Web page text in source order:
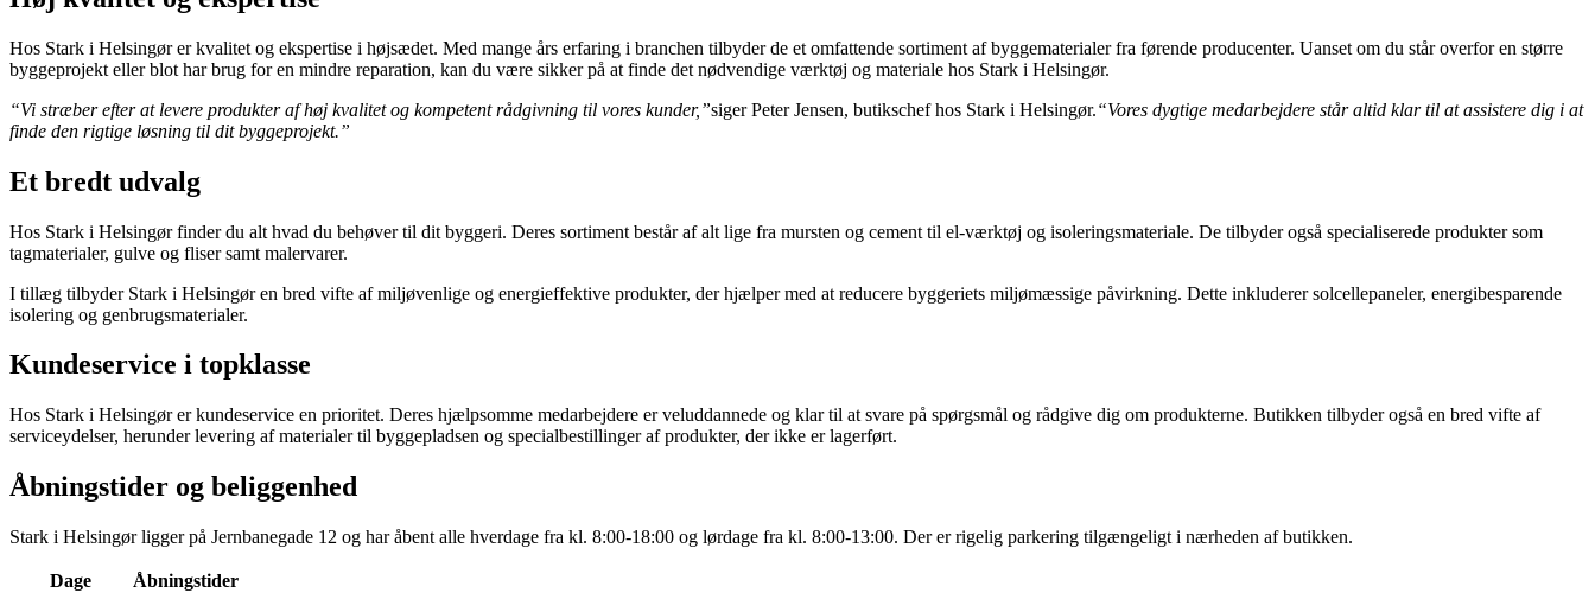
Hos Stark i Helsingør er kvalitet og ekspertise i højsædet. Med mange års erfaring i branchen tilbyder de et omfattende sortiment af byggematerialer fra førende producenter. Uanset om du står overfor en større
byggeprojekt eller blot har brug for en mindre reparation, kan du være sikker på at finde det nødvendige værktøj og materiale hos Stark i Helsingør.
“Vi stræber efter at levere produkter af høj kvalitet og kompetent rådgivning til vores kunder,”siger Peter Jensen, butikschef hos Stark i Helsingør.“Vores dygtige medarbejdere står altid klar til at assistere dig i at
finde den rigtige løsning til dit byggeprojekt.”
Et bredt udvalg
Hos Stark i Helsingør finder du alt hvad du behøver til dit byggeri. Deres sortiment består af alt lige fra mursten og cement til el-værktøj og isoleringsmateriale. De tilbyder også specialiserede produkter som
tagmaterialer, gulve og fliser samt malervarer.
I tillæg tilbyder Stark i Helsingør en bred vifte af miljøvenlige og energieffektive produkter, der hjælper med at reducere byggeriets miljømæssige påvirkning. Dette inkluderer solcellepaneler, energibesparende
isolering og genbrugsmaterialer.
Kundeservice i topklasse
Hos Stark i Helsingør er kundeservice en prioritet. Deres hjælpsomme medarbejdere er veluddannede og klar til at svare på spørgsmål og rådgive dig om produkterne. Butikken tilbyder også en bred vifte af
serviceydelser, herunder levering af materialer til byggepladsen og specialbestillinger af produkter, der ikke er lagerført.
Åbningstider og beliggenhed
Stark i Helsingør ligger på Jernbanegade 12 og har åbent alle hverdage fra kl. 8:00-18:00 og lørdage fra kl. 8:00-13:00. Der er rigelig parkering tilgængeligt i nærheden af butikken.
Dage
Åbningstider